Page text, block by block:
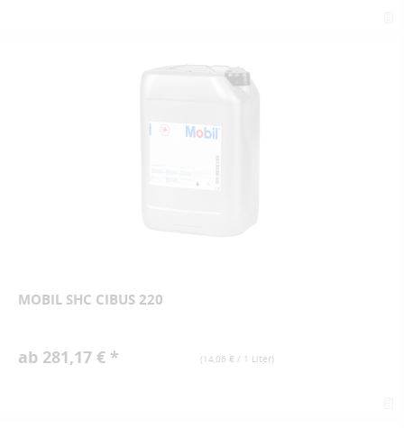
MOBIL SHC CIBUS 220
(14,06 € / 1 Liter)
ab 281,17 € *